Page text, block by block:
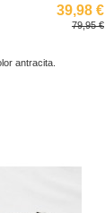
39,98 €
79,95 €
antracita.